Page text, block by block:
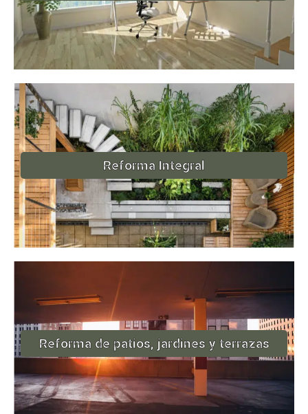
Reforma Integral
Reforma de patios, jardines y terrazas